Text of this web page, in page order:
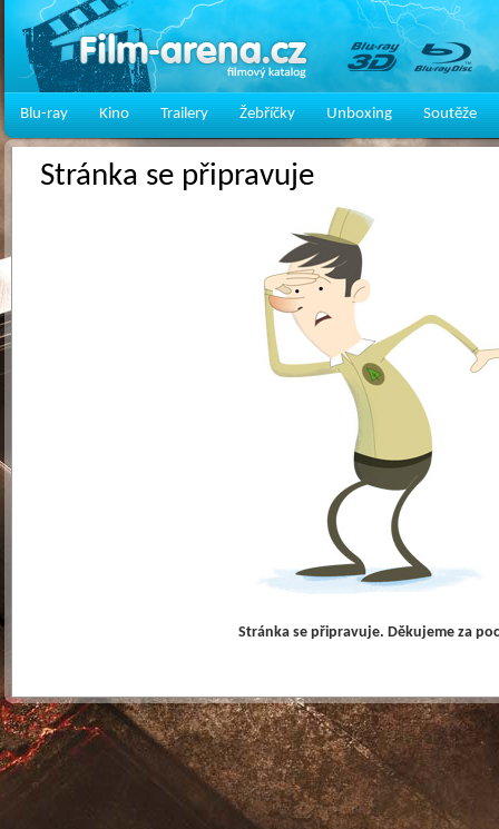
Blu-ray Kino Trailery Žebříčky Unboxing Soutěže
Stránka se připravuje
Stránka se připravuje. Děkujeme za